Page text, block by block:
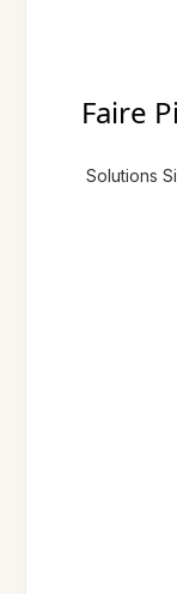
Faire
Solutions